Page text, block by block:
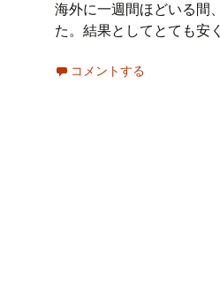
海外に一週間ほどいる間
た。結果としてとても安
コメントする